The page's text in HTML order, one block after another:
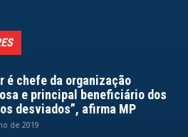
é chefe da organização
e principal beneficiário dos
desviados”, afirma MP
de 2019